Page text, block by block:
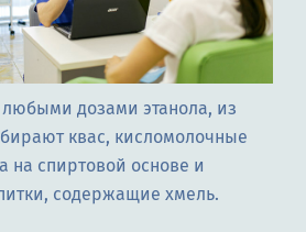
дозами этанола, из
квас, кисломолочные
на спиртовой основе и
содержащие хмель.